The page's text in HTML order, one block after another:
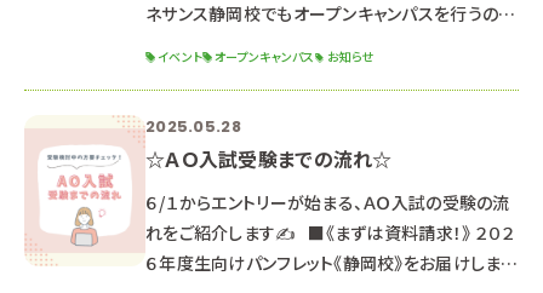
ネサンス静岡校でもオープンキャンパスを行うので
ション入門編！＆血液検査体験✨ ▼ペットエステ・ト
リミング科 部分カットに挑戦✂ 可愛い耳やしっ
ぽを作ろう！ ▼ドッグ・ウェルネス科 数多の障壁を
乗り越えろ！わんちゃんと障害物
イベント オープンキャンパス お知らせ
2025.05.28
☆ＡＯ入試受験までの流れ☆
６/１からエントリーが始まる、ＡＯ入試の受験の流
れをご紹介します✍ ■《まずは資料請求！》 ２０２
６年度生向けパンフレット《静岡校》をお届けします